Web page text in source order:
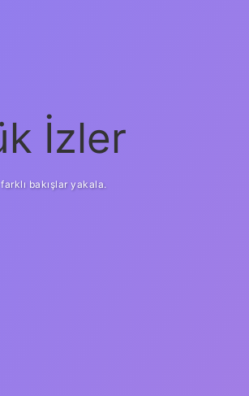
İzler
bakışlar yakala.